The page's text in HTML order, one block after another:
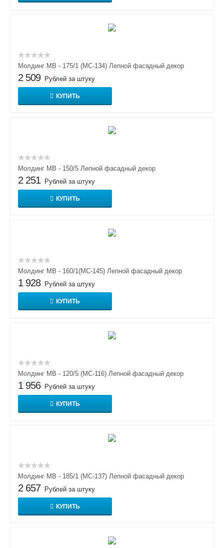
Молдинг МВ - 175/1 (МС-134) Лепной фасадный декор
2 509 Рублей за штуку
КУПИТЬ
Молдинг МВ - 150/5 Лепной фасадный декор
2 251 Рублей за штуку
КУПИТЬ
Молдинг МВ - 160/1(МС-145) Лепной фасадный декор
1 928 Рублей за штуку
КУПИТЬ
Молдинг МВ - 120/5 (МС-116) Лепной фасадный декор
1 956 Рублей за штуку
КУПИТЬ
Молдинг МВ - 185/1 (МС-137) Лепной фасадный декор
2 657 Рублей за штуку
КУПИТЬ